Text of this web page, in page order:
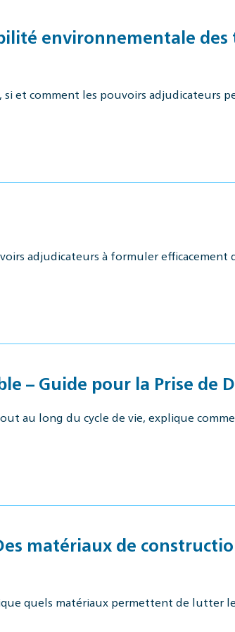
environnementale des
et comment les pouvoirs adjudicateurs
adjudicateurs à formuler efficacement
– Guide pour la Prise de
au long du cycle de vie, explique
matériaux de
quels matériaux permettent de lutter